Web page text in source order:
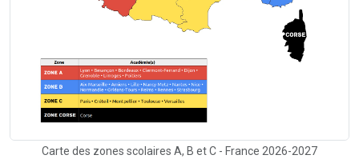
Carte des zones scolaires A, B et C - France 2026-2027